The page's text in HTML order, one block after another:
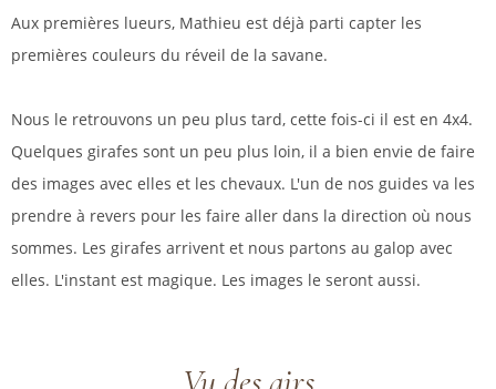
Aux premières lueurs, Mathieu est déjà parti capter les
premières couleurs du réveil de la savane.
Nous le retrouvons un peu plus tard, cette fois-ci il est en 4x4.
Quelques girafes sont un peu plus loin, il a bien envie de faire
des images avec elles et les chevaux. L'un de nos guides va les
prendre à revers pour les faire aller dans la direction où nous
sommes. Les girafes arrivent et nous partons au galop avec
elles. L'instant est magique. Les images le seront aussi.